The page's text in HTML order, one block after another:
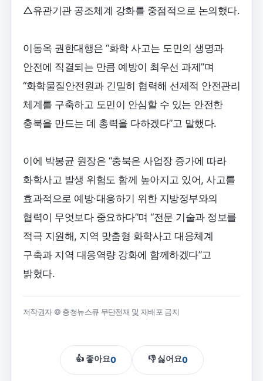
△유관기관 공조체계 강화를 중점적으로 논의했다.
이동옥 권한대행은 “화학 사고는 도민의 생명과
안전에 직결되는 만큼 예방이 최우선 과제”며
“화학물질안전원과 긴밀히 협력해 선제적 안전관리
체계를 구축하고 도민이 안심할 수 있는 안전한
충북을 만드는 데 총력을 다하겠다”고 말했다.
이에 박봉균 원장은 “충북은 사업장 증가에 따라
화학사고 발생 위험도 함께 높아지고 있어, 사고를
효과적으로 예방·대응하기 위한 지방정부와의
협력이 무엇보다 중요하다”며 “전문 기술과 정보를
적극 지원해, 지역 맞춤형 화학사고 대응체계
구축과 지역 대응역량 강화에 함께하겠다”고
밝혔다.
저작권자 © 충청뉴스큐 무단전재 및 재배포 금지
👍 좋아요0 👎 싫어요0